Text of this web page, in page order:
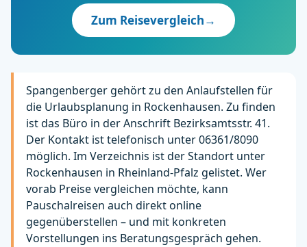
Zum Reisevergleich→
Spangenberger gehört zu den Anlaufstellen für
die Urlaubsplanung in Rockenhausen. Zu finden
ist das Büro in der Anschrift Bezirksamtsstr. 41.
Der Kontakt ist telefonisch unter 06361/8090
möglich. Im Verzeichnis ist der Standort unter
Rockenhausen in Rheinland-Pfalz gelistet. Wer
vorab Preise vergleichen möchte, kann
Pauschalreisen auch direkt online
gegenüberstellen – und mit konkreten
Vorstellungen ins Beratungsgespräch gehen.